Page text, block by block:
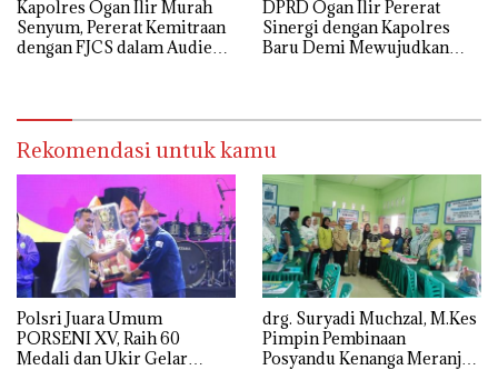
Kapolres Ogan Ilir Murah
Senyum, Pererat Kemitraan
dengan FJCS dalam Audiensi
DPRD Ogan Ilir Pererat
Sinergi dengan Kapolres
Baru Demi Mewujudkan
Rekomendasi untuk kamu
Polsri Juara Umum
PORSENI XV, Raih 60
Medali dan Ukir Gelar
drg. Suryadi Muchzal, M.Kes
Pimpin Pembinaan
Posyandu Kenanga Meranjat